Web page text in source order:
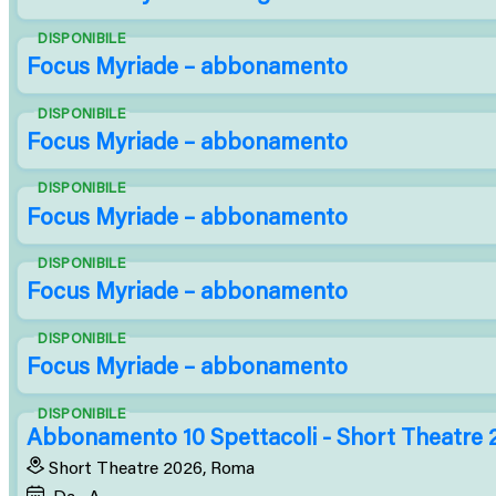
Focus Myriade – abbonamento
DISPONIBILE
Focus Myriade – abbonamento
DISPONIBILE
Focus Myriade – abbonamento
DISPONIBILE
Focus Myriade – abbonamento
DISPONIBILE
Focus Myriade – abbonamento
DISPONIBILE
Abbonamento 10 Spettacoli - Short Theatre
Short Theatre 2026, Roma
DISPONIBILE